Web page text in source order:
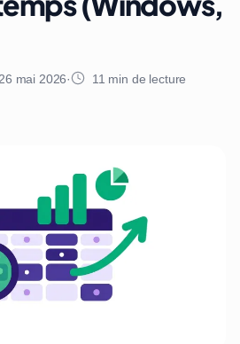
mai 2026· 11 min de lecture